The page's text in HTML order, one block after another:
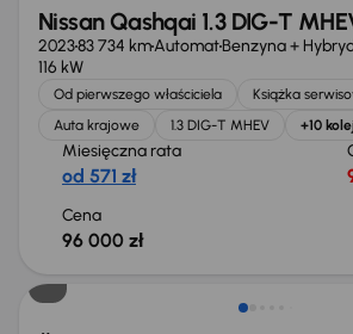
Nissan Qashqai 1.3 DIG-T
202383 734 kmAutomatBenzyna +
116 kW
Od pierwszego właściciela
Książka
Auta krajowe
1.3 DIG-T MHEV +10
Miesięczna rata
od 571 zł
Cena
96 000 zł
Możliwość odliczenia VAT